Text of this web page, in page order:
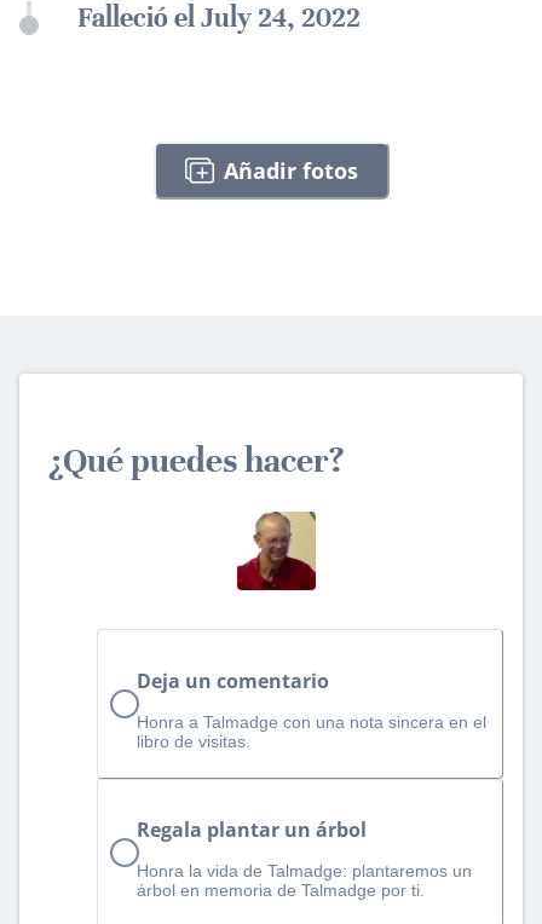
Falleció el July 24, 2022
Añadir fotos
¿Qué puedes hacer?
Deja un comentario
Honra a Talmadge con una nota sincera en el
libro de visitas.
Regala plantar un árbol
Honra la vida de Talmadge: plantaremos un
árbol en memoria de Talmadge por ti.